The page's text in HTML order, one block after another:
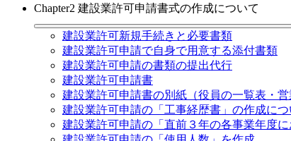
Chapter2 建設業許可申請書式の作成について
建設業許可新規手続きと必要書類
建設業許可申請で自身で用意する添付書類
建設業許可申請の書類の提出代行
建設業許可申請書
建設業許可申請書の別紙（役員の一覧表・営
建設業許可申請の「工事経歴書」の作成につ
建設業許可申請の「直前３年の各事業年度に